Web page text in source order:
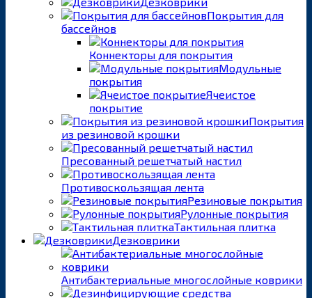
Покрытия для
бассейнов
Коннекторы для покрытия
Модульные
покрытия
Ячеистое
покрытие
Покрытия
из резиновой крошки
Пресованный решетчатый настил
Противоскользящая лента
Резиновые покрытия
Рулонные покрытия
Тактильная плитка
Дезковрики
Антибактериальные многослойные коврики